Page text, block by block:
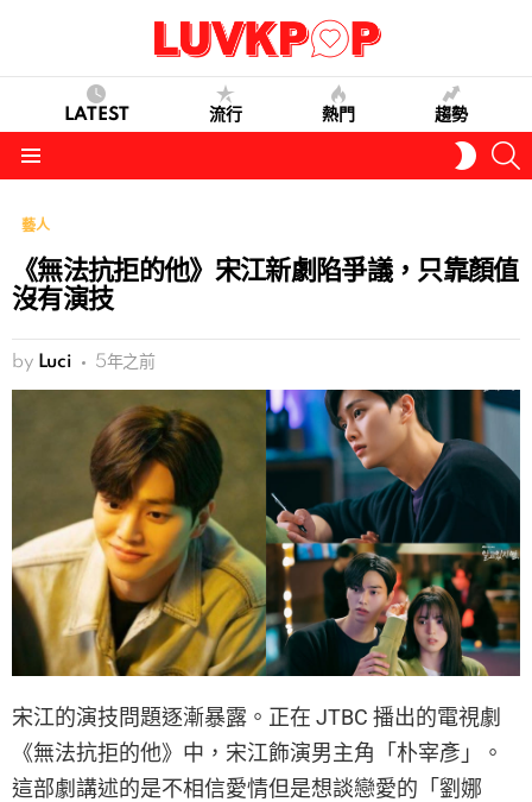
LATEST 流行 熱門 趨勢
SKIN
藝人
《無法抗拒的他》宋江新劇陷爭議，只靠顏值
沒有演技
by Luci 5年之前
宋江的演技問題逐漸暴露。正在 JTBC 播出的電視劇
《無法抗拒的他》中，宋江飾演男主角「朴宰彥」。
這部劇講述的是不相信愛情但是想談戀愛的「劉娜